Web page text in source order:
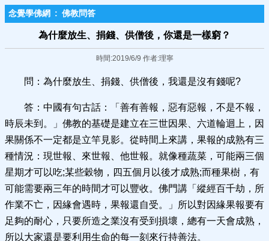
念覺學佛網 : 佛教問答
為什麼放生、捐錢、供僧後，你還是一樣窮？
時間:2019/6/9 作者:理寧
問：為什麼放生、捐錢、供僧後，我還是沒有錢呢?
答：中國有句古話：「善有善報，惡有惡報，不是不報，
時辰未到。」佛教的基礎是建立在三世因果、六道輪迴上，因
果關係不一定都是立竿見影。從時間上來講，果報的成熟有三
種情況：現世報、來世報、他世報。就像種蔬菜，可能兩三個
星期才可以吃;某些穀物，四五個月以後才成熟;而種果樹，有
可能需要兩三年的時間才可以豐收。佛門講「縱經百千劫，所
作業不亡，因緣會遇時，果報還自受。」所以對因緣果報要有
足夠的耐心，只要所造之業沒有受到損壞，總有一天會成熟，
所以大家還是要利用生命的每一刻來行持善法。